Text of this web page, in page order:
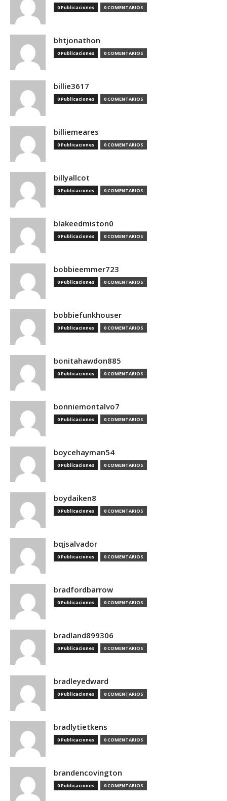
0 Publicaciones 0 COMENTARIOS
bhtjonathon
0 Publicaciones 0 COMENTARIOS
billie3617
0 Publicaciones 0 COMENTARIOS
billiemeares
0 Publicaciones 0 COMENTARIOS
billyallcot
0 Publicaciones 0 COMENTARIOS
blakeedmiston0
0 Publicaciones 0 COMENTARIOS
bobbieemmer723
0 Publicaciones 0 COMENTARIOS
bobbiefunkhouser
0 Publicaciones 0 COMENTARIOS
bonitahawdon885
0 Publicaciones 0 COMENTARIOS
bonniemontalvo7
0 Publicaciones 0 COMENTARIOS
boycehayman54
0 Publicaciones 0 COMENTARIOS
boydaiken8
0 Publicaciones 0 COMENTARIOS
bqjsalvador
0 Publicaciones 0 COMENTARIOS
bradfordbarrow
0 Publicaciones 0 COMENTARIOS
bradland899306
0 Publicaciones 0 COMENTARIOS
bradleyedward
0 Publicaciones 0 COMENTARIOS
bradlytietkens
0 Publicaciones 0 COMENTARIOS
brandencovington
0 Publicaciones 0 COMENTARIOS